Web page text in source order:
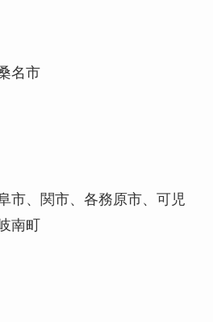
名市
市、関市、各務原市、可児
南町